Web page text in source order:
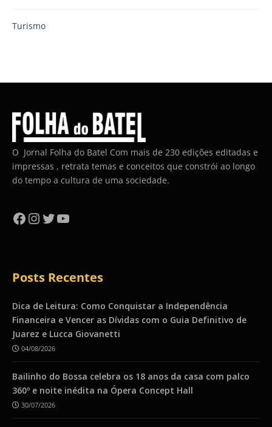
Turismo
O Jornal Folha do Batel Com mais de 230 edições editadas e
impressas , retrata temas e conceitos que constrói ao longo
do tempo a cultura de uma sociedade.
Facebook
Instagram
Twitter
YouTube
Posts Recentes
Dica de Leitura: Como Conquistar a Independência
Financeira e Vencer as Dívidas com o Guia Definitivo de
Juarez e Lucca Giovanetti
04/08/2026
Bailinho do Bossa celebra os 18 anos da casa com palco
360º e noite inédita na Ópera Concept Hall
30/07/2026